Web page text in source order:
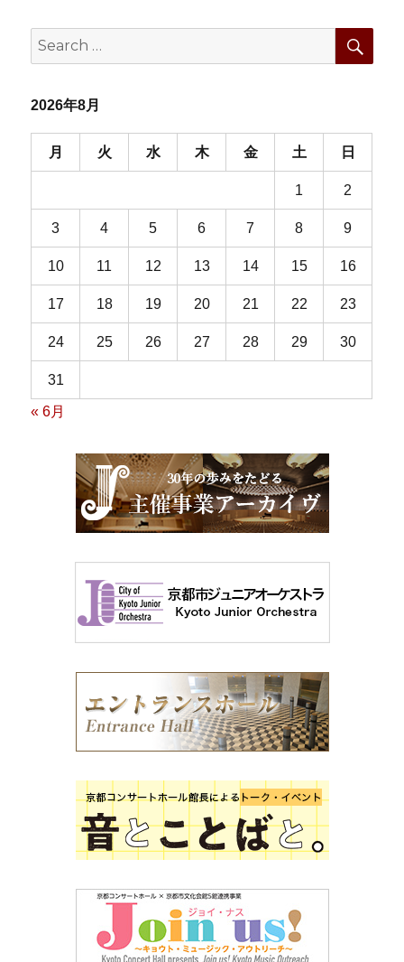
ン
Search
for:
2026年8月
月 火 水 木 金 土 日
1 2
3 4 5 6 7 8 9
10 11 12 13 14 15 16
17 18 19 20 21 22 23
24 25 26 27 28 29 30
31
« 6月